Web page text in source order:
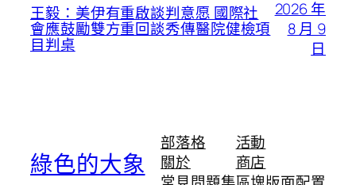
王毅：美伊有重啟談判意愿 國際社
會應鼓勵雙方重回談秀傳醫院健檢項
目判桌
2026 年
8 月 9
日
綠色的大象
部落格
關於
活動
商店